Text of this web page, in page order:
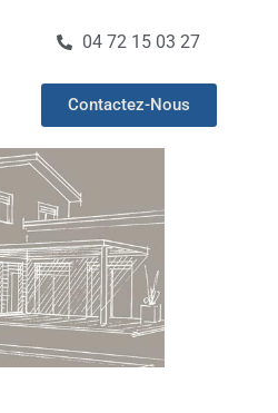
04 72 15 03 27
Contactez-Nous